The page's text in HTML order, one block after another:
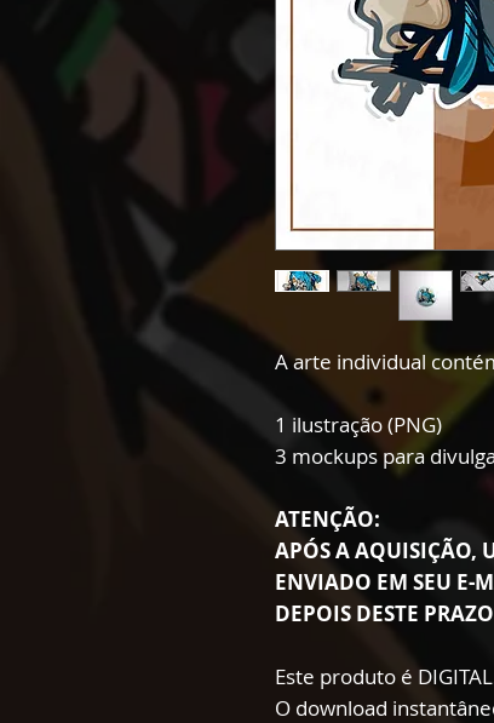
A arte individual
1 ilustração (PNG)
3 mockups para
ATENÇÃO:
APÓS A AQUISIÇÃO,
ENVIADO EM SEU E-
DEPOIS DESTE
Este produto é
O download